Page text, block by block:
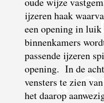
ijzeren haak
een opening in
binnenkamers
passende ijzeren
opening. In de
vensters te zien
het daarop